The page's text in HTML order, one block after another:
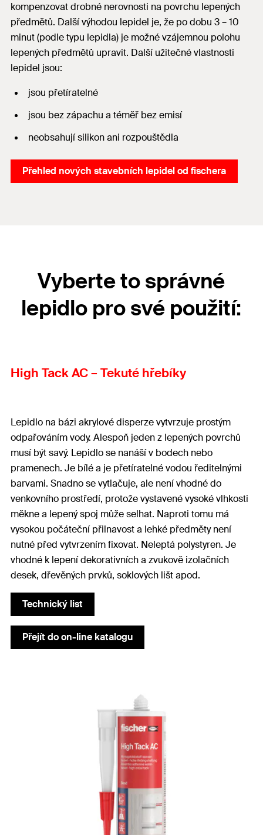
kompenzovat drobné nerovnosti na povrchu lepených
předmětů. Další výhodou lepidel je, že po dobu 3 – 10
minut (podle typu lepidla) je možné vzájemnou polohu
lepených předmětů upravit. Další užitečné vlastnosti
lepidel jsou:
jsou přetíratelné
jsou bez zápachu a téměř bez emisí
neobsahují silikon ani rozpouštědla
Přehled nových stavebních lepidel od fischera
Vyberte to správné
lepidlo pro své použití:
High Tack AC – Tekuté hřebíky
Lepidlo na bázi akrylové disperze vytvrzuje prostým
odpařováním vody. Alespoň jeden z lepených povrchů
musí být savý. Lepidlo se nanáší v bodech nebo
pramenech. Je bílé a je přetíratelné vodou ředitelnými
barvami. Snadno se vytlačuje, ale není vhodné do
venkovního prostředí, protože vystavené vysoké vlhkosti
měkne a lepený spoj může selhat. Naproti tomu má
vysokou počáteční přilnavost a lehké předměty není
nutné před vytvrzením fixovat. Neleptá polystyren. Je
vhodné k lepení dekorativních a zvukově izolačních
desek, dřevěných prvků, soklových lišt apod.
Technický list
Přejít do on-line katalogu